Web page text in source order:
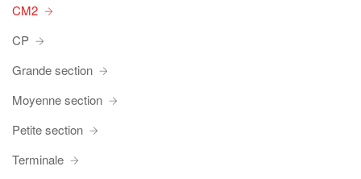
CM2
CP
Grande section
Moyenne section
Petite section
Terminale